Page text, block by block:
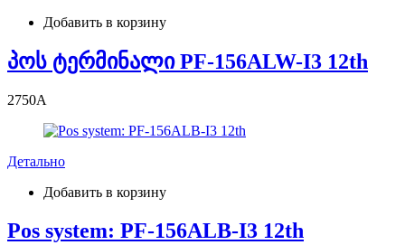
Добавить в корзину
პოს ტერმინალი PF-156ALW-I3 12th
2750A
Детально
Добавить в корзину
Pos system: PF-156ALB-I3 12th